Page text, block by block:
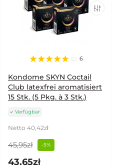
6
Kondome SKYN Coctail
Club latexfrei aromatisiert
15 Stk. (5 Pkg. à 3 Stk.)
Verfügbar
Netto 40,42zł
45,95zł -5%
43,65zł